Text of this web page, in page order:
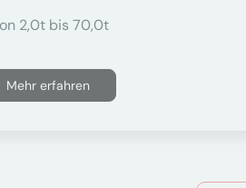
2,0t bis 70,0t
Mehr erfahren